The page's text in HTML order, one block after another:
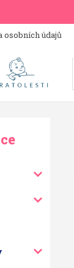
osobních údajů